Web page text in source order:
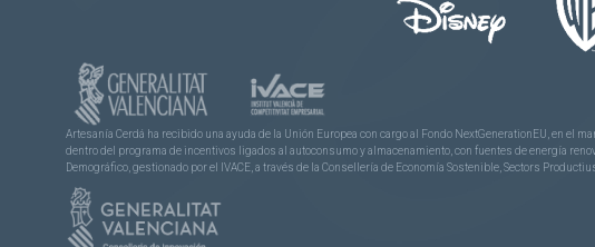
Artesanía Cerdá ha recibido una ayuda de la Unión Europea con cargo al Fondo NextGenerationEU, en
dentro del programa de incentivos ligados al autoconsumo y almacenamiento, con fuentes de energía
Demográfico, gestionado por el IVACE, a través de la Consellería de Economía Sostenible, Sectors